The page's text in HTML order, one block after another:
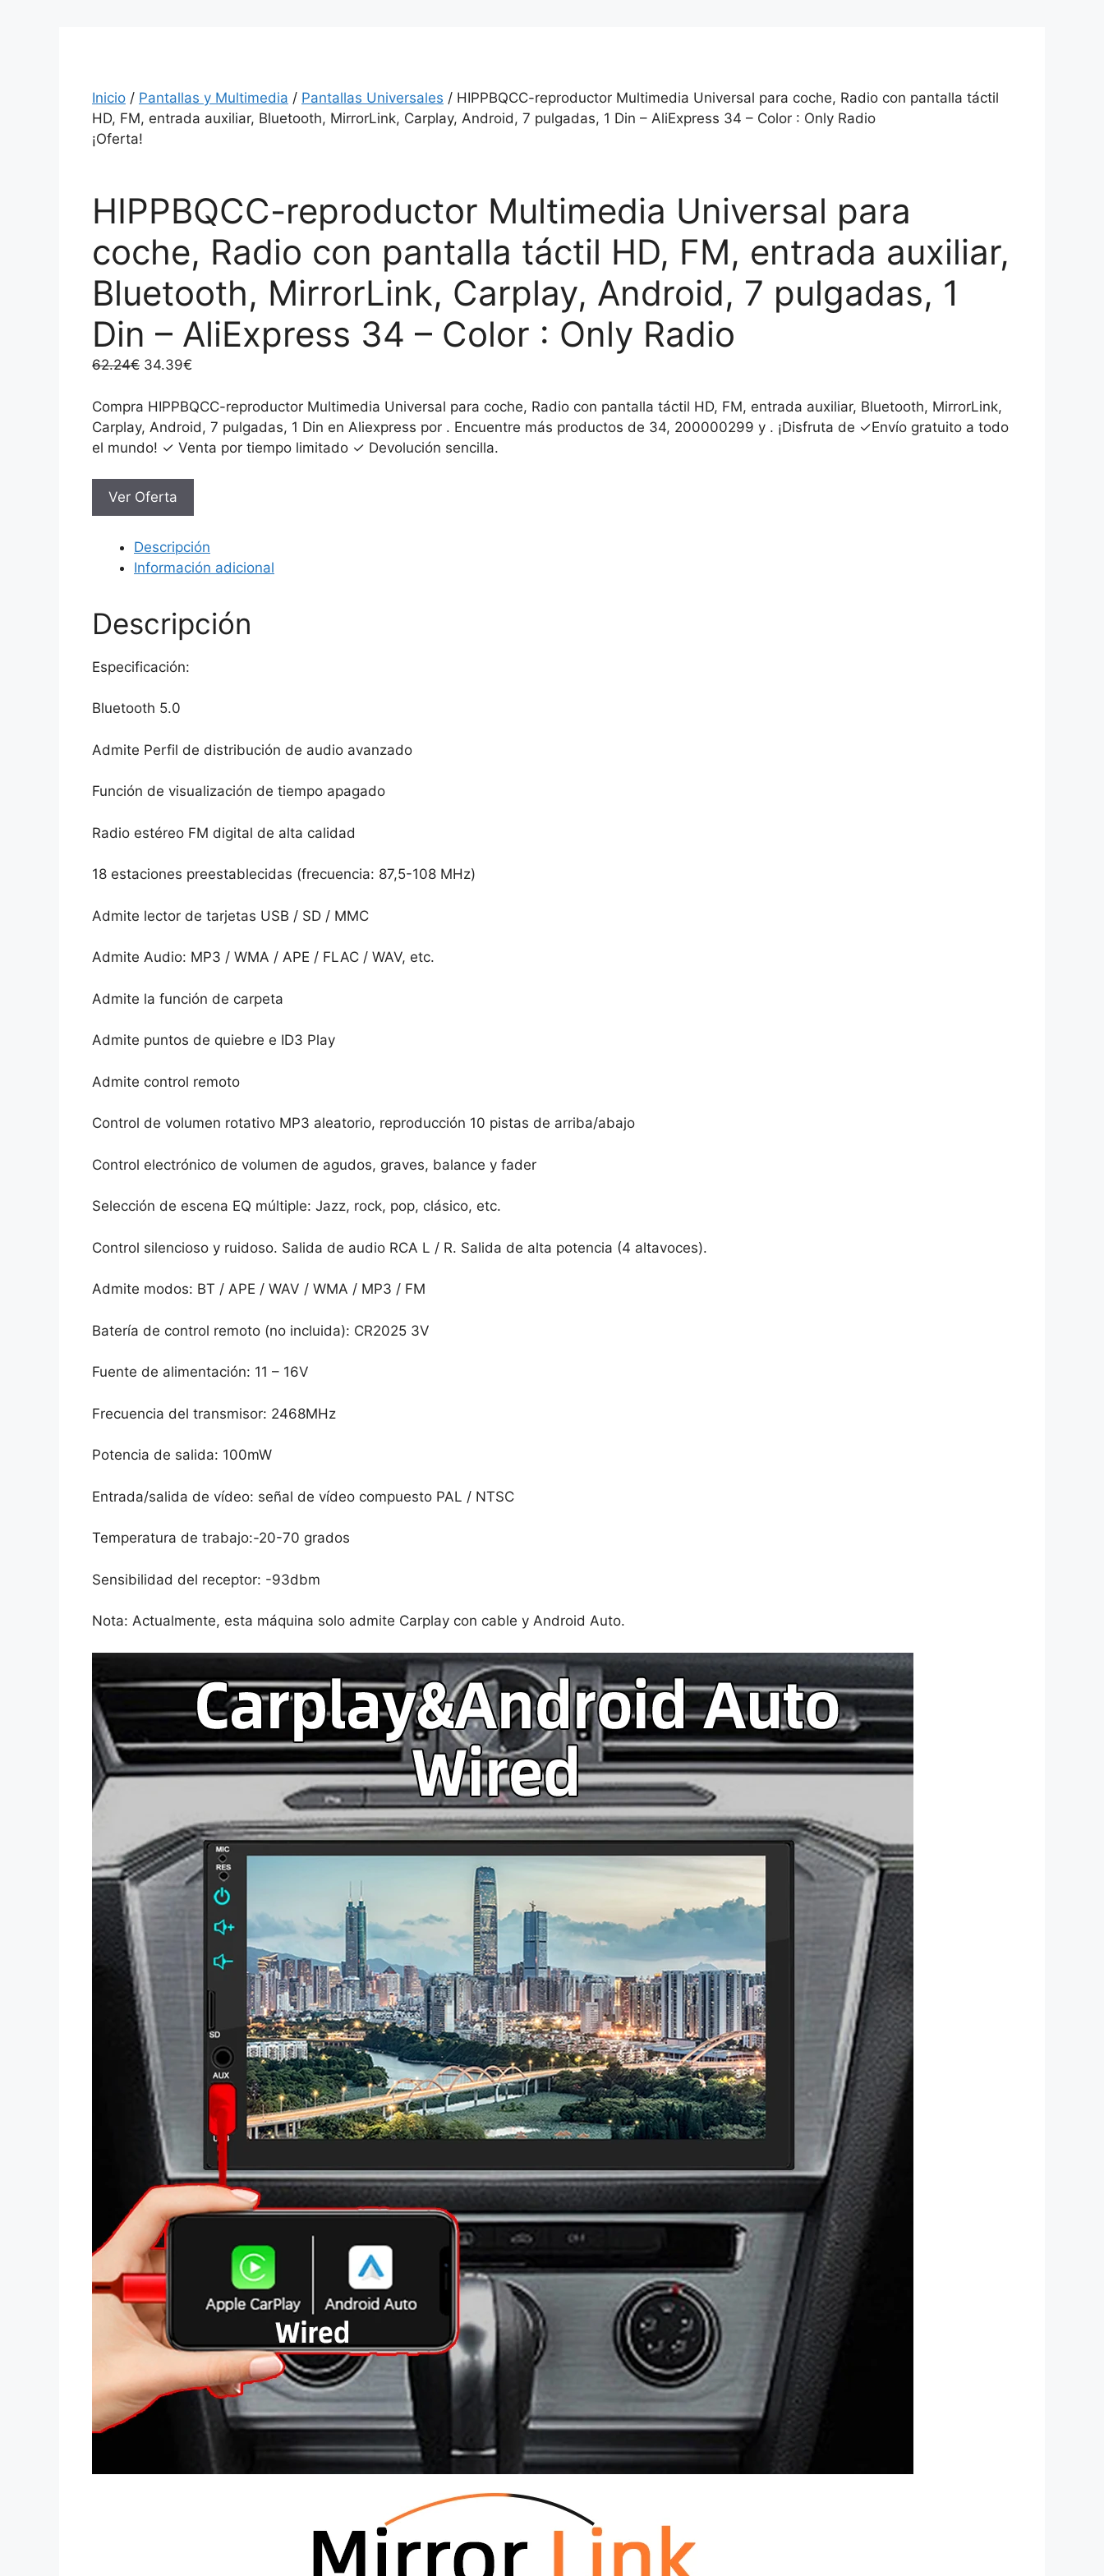
Inicio / Pantallas y Multimedia / Pantallas Universales / HIPPBQCC-reproductor Multimedia Universal para coche, Radio con pantalla táctil
HD, FM, entrada auxiliar, Bluetooth, MirrorLink, Carplay, Android, 7 pulgadas, 1 Din – AliExpress 34 – Color : Only Radio
¡Oferta!
HIPPBQCC-reproductor Multimedia Universal para
coche, Radio con pantalla táctil HD, FM, entrada auxiliar,
Bluetooth, MirrorLink, Carplay, Android, 7 pulgadas, 1
Din – AliExpress 34 – Color : Only Radio
62.24€ El
original
era:
62.24€.
34.39€
actual
es:
34.39€.
Compra HIPPBQCC-reproductor Multimedia Universal para coche, Radio con pantalla táctil HD, FM, entrada auxiliar, Bluetooth, MirrorLink,
Carplay, Android, 7 pulgadas, 1 Din en Aliexpress por . Encuentre más productos de 34, 200000299 y . ¡Disfruta de ✓Envío gratuito a todo
el mundo! ✓ Venta por tiempo limitado ✓ Devolución sencilla.
Ver Oferta
Descripción
Información adicional
Descripción
Especificación:
Bluetooth 5.0
Admite Perfil de distribución de audio avanzado
Función de visualización de tiempo apagado
Radio estéreo FM digital de alta calidad
18 estaciones preestablecidas (frecuencia: 87,5-108 MHz)
Admite lector de tarjetas USB / SD / MMC
Admite Audio: MP3 / WMA / APE / FLAC / WAV, etc.
Admite la función de carpeta
Admite puntos de quiebre e ID3 Play
Admite control remoto
Control de volumen rotativo MP3 aleatorio, reproducción 10 pistas de arriba/abajo
Control electrónico de volumen de agudos, graves, balance y fader
Selección de escena EQ múltiple: Jazz, rock, pop, clásico, etc.
Control silencioso y ruidoso. Salida de audio RCA L / R. Salida de alta potencia (4 altavoces).
Admite modos: BT / APE / WAV / WMA / MP3 / FM
Batería de control remoto (no incluida): CR2025 3V
Fuente de alimentación: 11 – 16V
Frecuencia del transmisor: 2468MHz
Potencia de salida: 100mW
Entrada/salida de vídeo: señal de vídeo compuesto PAL / NTSC
Temperatura de trabajo:-20-70 grados
Sensibilidad del receptor: -93dbm
Nota: Actualmente, esta máquina solo admite Carplay con cable y Android Auto.